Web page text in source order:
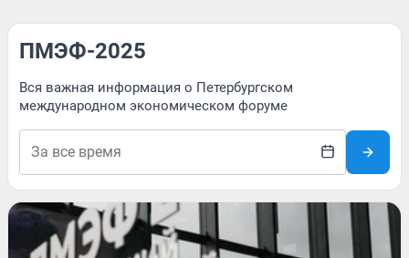
ПМЭФ-2025
Вся важная информация о Петербургском
международном экономическом форуме